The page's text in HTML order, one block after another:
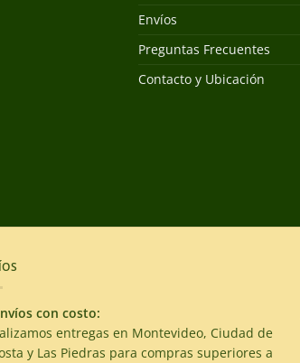
Envíos
Preguntas Frecuentes
Contacto y Ubicación
con costo:
entregas en Montevideo, Ciudad de
y Las Piedras para compras superiores a